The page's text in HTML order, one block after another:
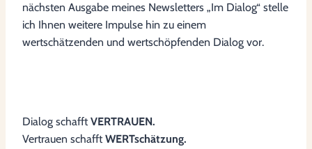
nächsten Ausgabe meines Newsletters „Im Dialog“ stelle
ich Ihnen weitere Impulse hin zu einem
wertschätzenden und wertschöpfenden Dialog vor.
Dialog schafftVERTRAUEN.
Vertrauen schafftWERTschätzung.